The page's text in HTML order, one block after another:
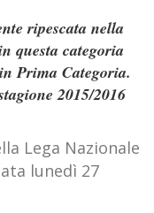
ripescata nella
questa categoria
Prima Categoria.
2015/2016
Lega Nazionale
lunedì 27